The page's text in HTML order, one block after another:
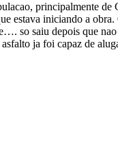
principalmente
que estava iniciando
so saiu depois que
ja foi capaz de